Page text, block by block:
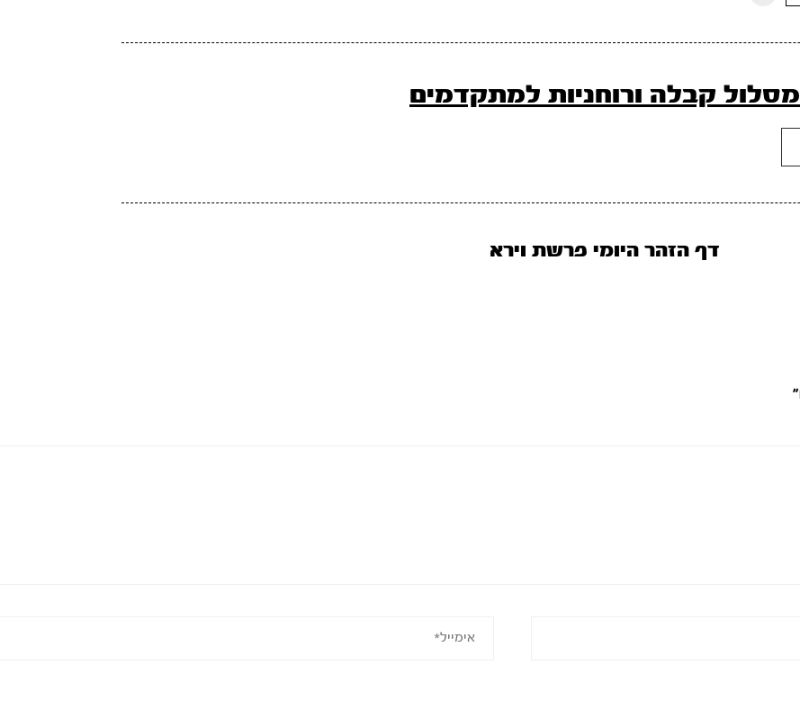
מסלול קבלה ורוחניות למתקדמים
דף הזהר היומי פרשת וירא